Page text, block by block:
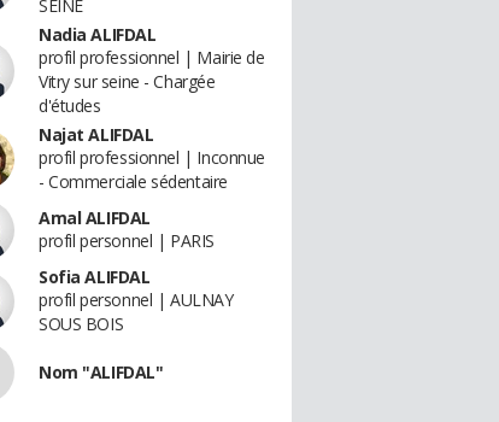
SEINE
Nadia ALIFDAL
profil professionnel | Mairie de
Vitry sur seine - Chargée
d'études
Najat ALIFDAL
profil professionnel | Inconnue
- Commerciale sédentaire
Amal ALIFDAL
profil personnel | PARIS
Sofia ALIFDAL
profil personnel | AULNAY
SOUS BOIS
Nom "ALIFDAL"